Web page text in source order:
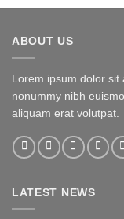
ABOUT US
Lorem ipsum dolor sit
nonummy nibh
aliquam erat volutpat.
LATEST NEWS